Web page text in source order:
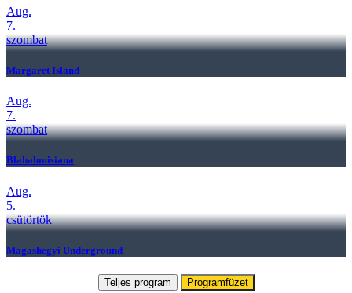
Aug.
7.
szombat
Margaret Island
Aug.
7.
szombat
Blahalouisiana
Aug.
5.
csütörtök
Magashegyi Underground
Teljes program Programfüzet